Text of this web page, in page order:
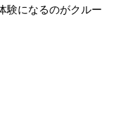
験になるのがクルー